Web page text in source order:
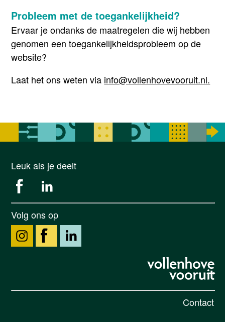
Probleem met de toegankelijkheid?
Ervaar je ondanks de maatregelen die wij hebben
genomen een toegankelijkheidsprobleem op de
website?
Laat het ons weten via info@vollenhovevooruit.nl.
Leuk als je deelt
Volg ons op
Contact